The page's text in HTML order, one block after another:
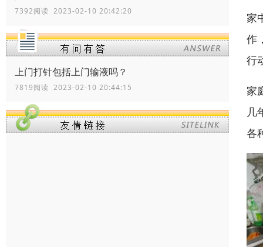
7392阅读 2023-02-10 20:42:20
上门打针包括上门输液吗？
7819阅读 2023-02-10 20:44:15
家
作
行
家
几
各